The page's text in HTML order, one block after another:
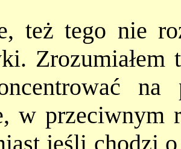
też tego nie
w przeciwnym
jeśli chodzi